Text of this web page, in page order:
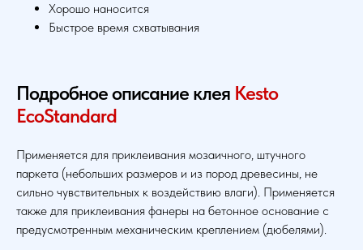
Хорошо наносится
Быстрое время схватывания
Подробное описание клея Kesto
EcoStandard
Применяется для приклеивания мозаичного, штучного
паркета (небольших размеров и из пород древесины, не
сильно чувствительных к воздействию влаги). Применяется
также для приклеивания фанеры на бетонное основание с
предусмотренным механическим креплением (дюбелями).